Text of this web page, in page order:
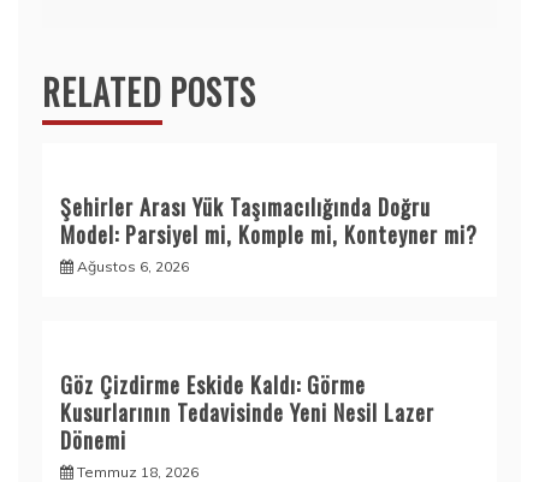
RELATED POSTS
Şehirler Arası Yük Taşımacılığında Doğru
Model: Parsiyel mi, Komple mi, Konteyner mi?
Ağustos 6, 2026
Göz Çizdirme Eskide Kaldı: Görme
Kusurlarının Tedavisinde Yeni Nesil Lazer
Dönemi
Temmuz 18, 2026